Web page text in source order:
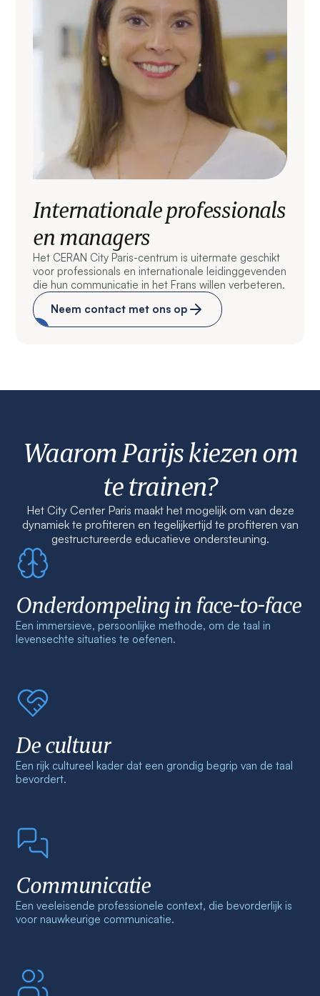
Internationale professionals
en managers
Het CERAN City Paris-centrum is uitermate geschikt
voor professionals en internationale leidinggevenden
die hun communicatie in het Frans willen verbeteren.
Neem contact met ons op
Waarom Parijs kiezen om
te trainen?
Het City Center Paris maakt het mogelijk om van deze
dynamiek te profiteren en tegelijkertijd te profiteren van
gestructureerde educatieve ondersteuning.
Onderdompeling in face-to-face
Een immersieve, persoonlijke methode, om de taal in
levensechte situaties te oefenen.
De cultuur
Een rijk cultureel kader dat een grondig begrip van de taal
bevordert.
Communicatie
Een veeleisende professionele context, die bevorderlijk is
voor nauwkeurige communicatie.